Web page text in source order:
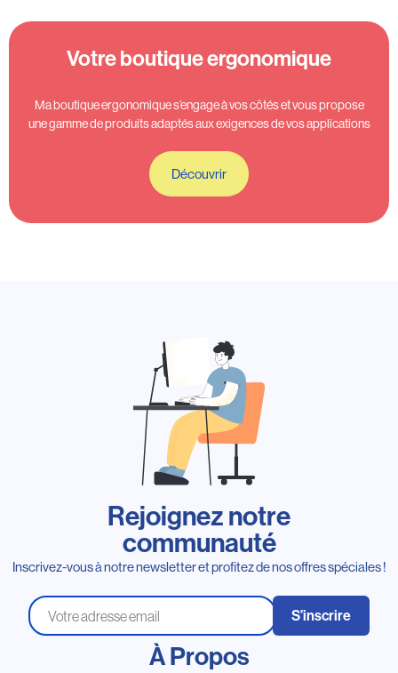
Votre boutique ergonomique
Ma boutique ergonomique s’engage à vos côtés et vous propose
une gamme de produits adaptés aux exigences de vos applications
Découvrir
Rejoignez notre
communauté
Inscrivez-vous à notre newsletter et profitez de nos offres spéciales !
S’inscrire
À Propos